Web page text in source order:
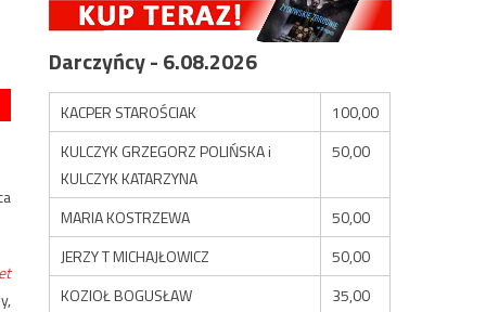
Darczyńcy - 6.08.2026
KACPER STAROŚCIAK
100,00
KULCZYK GRZEGORZ POLIŃSKA i
KULCZYK KATARZYNA
50,00
MARIA KOSTRZEWA
50,00
JERZY T MICHAJŁOWICZ
50,00
KOZIOŁ BOGUSŁAW
35,00